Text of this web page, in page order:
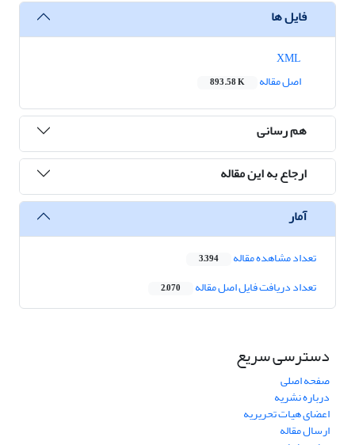
فایل ها
اصل مقاله
893.58 K
هم رسانی
ارجاع به این مقاله
آمار
تعداد مشاهده مقاله 3,394
تعداد دریافت فایل اصل مقاله 2,070
دسترسی سریع
صفحه اصلی
درباره نشریه
اعضای هیات تحریریه
ارسال مقاله